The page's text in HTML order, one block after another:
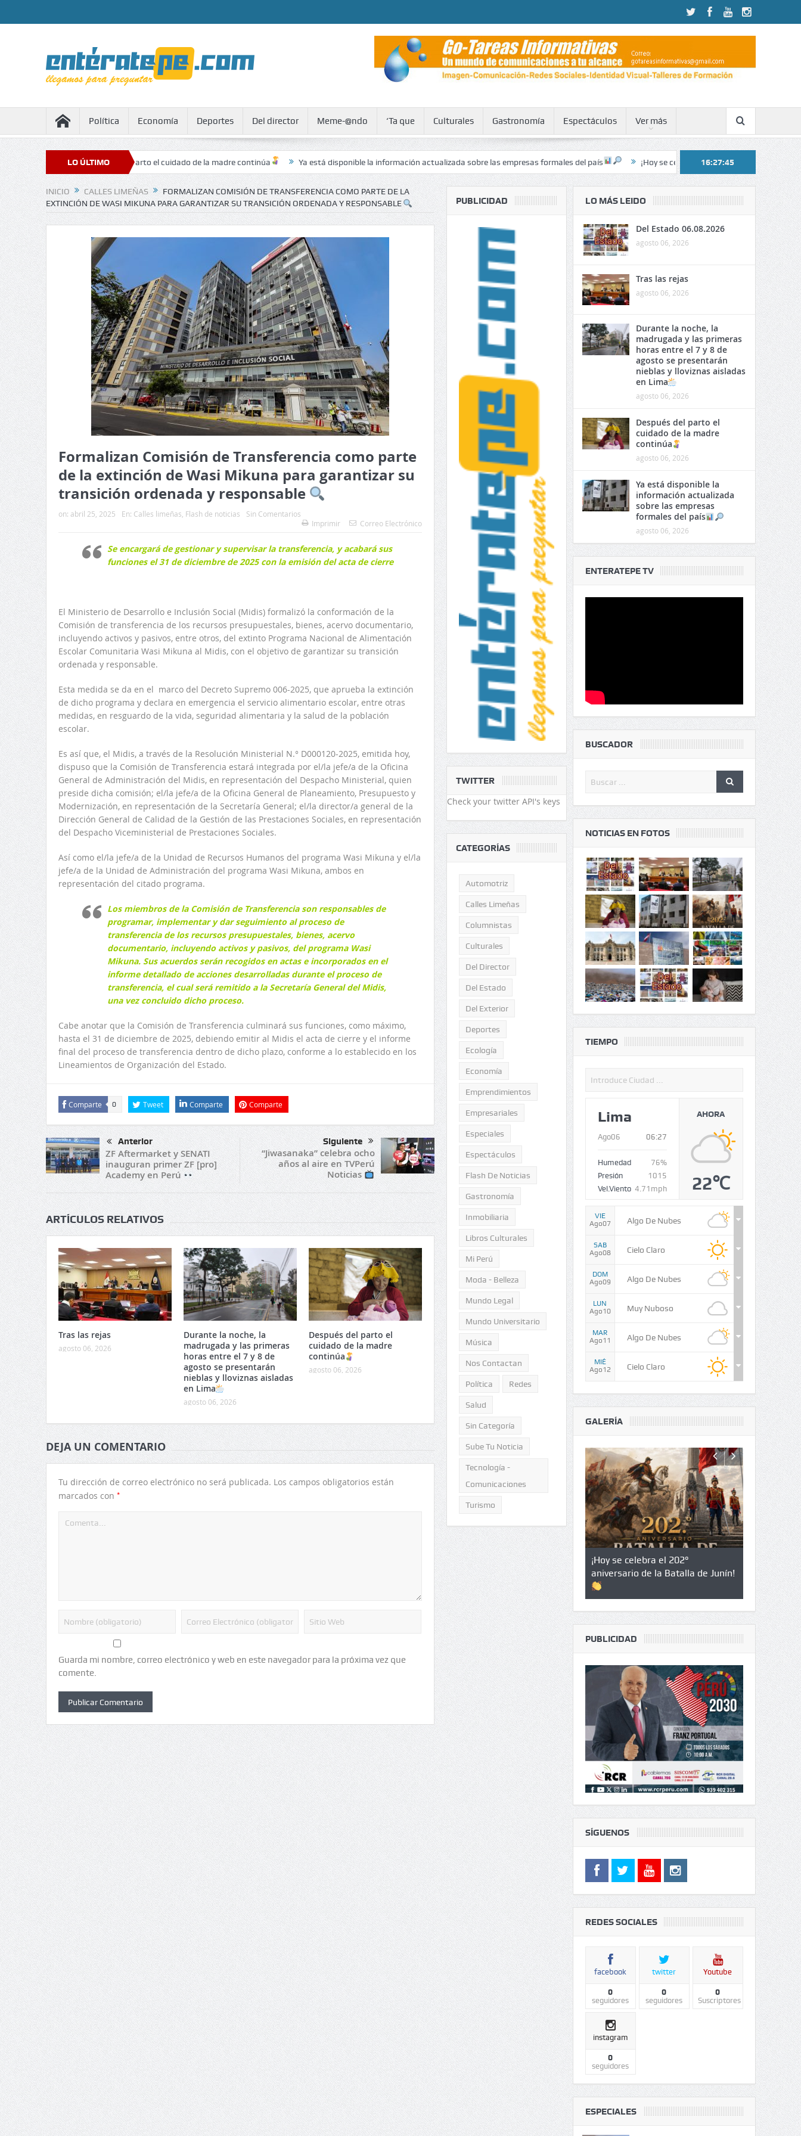
Política Economía Deportes Del director Meme-@ndo ‘Ta que Culturales Gastronomía Espectáculos Ver más
LO ÚLTIMO
Después del parto el cuidado de la madre continúa Ya está disponible la información actualizada sobre las empresas formales del país ¡Hoy se celebra el 202° aniversario de la Batalla de Junín!
16:27:46
INICIO CALLES LIMEÑAS
FORMALIZAN COMISIÓN DE TRANSFERENCIA COMO PARTE DE LA
EXTINCIÓN DE WASI MIKUNA PARA GARANTIZAR SU TRANSICIÓN ORDENADA Y RESPONSABLE
Formalizan Comisión de Transferencia como parte
de la extinción de Wasi Mikuna para garantizar su
transición ordenada y responsable
on: abril 25, 2025 En: Calles limeñas Flash de noticias
Sin Comentarios
Imprimir
Correo Electrónico
Se encargará de gestionar y supervisar la transferencia, y acabará sus
funciones el 31 de diciembre de 2025 con la emisión del acta de cierre
El Ministerio de Desarrollo e Inclusión Social (Midis) formalizó la conformación de la
Comisión de transferencia de los recursos presupuestales, bienes, acervo documentario,
incluyendo activos y pasivos, entre otros, del extinto Programa Nacional de Alimentación
Escolar Comunitaria Wasi Mikuna al Midis, con el objetivo de garantizar su transición
ordenada y responsable.
Esta medida se da en el marco del Decreto Supremo 006-2025, que aprueba la extinción
de dicho programa y declara en emergencia el servicio alimentario escolar, entre otras
medidas, en resguardo de la vida, seguridad alimentaria y la salud de la población
escolar.
Es así que, el Midis, a través de la Resolución Ministerial N.° D000120-2025, emitida hoy,
dispuso que la Comisión de Transferencia estará integrada por el/la jefe/a de la Oficina
General de Administración del Midis, en representación del Despacho Ministerial, quien
preside dicha comisión; el/la jefe/a de la Oficina General de Planeamiento, Presupuesto y
Modernización, en representación de la Secretaría General; el/la director/a general de la
Dirección General de Calidad de la Gestión de las Prestaciones Sociales, en representación
del Despacho Viceministerial de Prestaciones Sociales.
Así como el/la jefe/a de la Unidad de Recursos Humanos del programa Wasi Mikuna y el/la
jefe/a de la Unidad de Administración del programa Wasi Mikuna, ambos en
representación del citado programa.
Los miembros de la Comisión de Transferencia son responsables de
programar, implementar y dar seguimiento al proceso de
transferencia de los recursos presupuestales, bienes, acervo
documentario, incluyendo activos y pasivos, del programa Wasi
Mikuna. Sus acuerdos serán recogidos en actas e incorporados en el
informe detallado de acciones desarrolladas durante el proceso de
transferencia, el cual será remitido a la Secretaría General del Midis,
una vez concluido dicho proceso.
Cabe anotar que la Comisión de Transferencia culminará sus funciones, como máximo,
hasta el 31 de diciembre de 2025, debiendo emitir al Midis el acta de cierre y el informe
final del proceso de transferencia dentro de dicho plazo, conforme a lo establecido en los
Lineamientos de Organización del Estado.
Comparte 0 Tweet Comparte Comparte
Anterior
ZF Aftermarket y SENATI
inauguran primer ZF [pro]
Academy en Perú
Siguiente
“Jiwasanaka” celebra ocho
años al aire en TVPerú
Noticias
ARTÍCULOS RELATIVOS
Tras las rejas
agosto 06, 2026
Durante la noche, la
madrugada y las primeras
horas entre el 7 y 8 de
agosto se presentarán
nieblas y lloviznas aisladas
en Lima
agosto 06, 2026
Después del parto el
cuidado de la madre
continúa
agosto 06, 2026
DEJA UN COMENTARIO
Tu dirección de correo electrónico no será publicada. Los campos obligatorios están
marcados con *
Guarda mi nombre, correo electrónico y web en este navegador para la próxima vez que
comente.
PUBLICIDAD
TWITTER
Check your twitter API's keys
CATEGORÍAS
Automotriz
Calles Limeñas
Columnistas
Culturales
Del Director
Del Estado
Del Exterior
Deportes
Ecología
Economía
Emprendimientos
Empresariales
Especiales
Espectáculos
Flash De Noticias
Gastronomía
Inmobiliaria
Libros Culturales
Mi Perú
Moda - Belleza
Mundo Legal
Mundo Universitario
Música
Nos Contactan
Política Redes
Salud
Sin Categoría
Sube Tu Noticia
Tecnología -
Comunicaciones
Turismo
LO MÁS LEIDO
Del Estado 06.08.2026
agosto 06, 2026
Tras las rejas
agosto 06, 2026
Durante la noche, la
madrugada y las primeras
horas entre el 7 y 8 de
agosto se presentarán
nieblas y lloviznas aisladas
en Lima
agosto 06, 2026
Después del parto el
cuidado de la madre
continúa
agosto 06, 2026
Ya está disponible la
información actualizada
sobre las empresas
formales del país
agosto 06, 2026
ENTERATEPE TV
BUSCADOR
NOTICIAS EN FOTOS
TIEMPO
Lima
Ago06 06:27
Humedad
76%
Presión
1015
Vel.Viento 4.71mph
AHORA
22℃
VIE
Ago07
Algo De Nubes
SAB
Ago08
Cielo Claro
DOM
Ago09
Algo De Nubes
LUN
Ago10
Muy Nuboso
MAR
Ago11
Algo De Nubes
MIÉ
Ago12
Cielo Claro
GALERÍA
Ya está disponible la información
actualizada sobre las empresas
formales del país
¡Hoy se celebra el 202°
aniversario de la Batalla de Junín!
Más allá
desafío de
PUBLICIDAD
SÍGUENOS
REDES SOCIALES
facebook
0
seguidores
twitter
0
seguidores
Youtube
0
Suscriptores
instagram
0
seguidores
ESPECIALES